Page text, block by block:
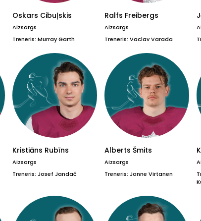
Oskars Cibuļskis
Aizsargs
Treneris: Murray Garth
Ralfs Freibergs
Aizsargs
Treneris: Vaclav Varada
Kristiāns Rubīns
Aizsargs
Treneris: Josef Jandač
Alberts Šmits
Aizsargs
Treneris: Jonne Virtanen